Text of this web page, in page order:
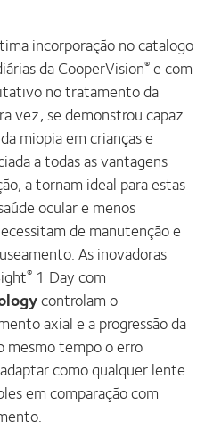
incorporação no catalogo
da CooperVision® e com
no tratamento da
vez, se demonstrou capaz
miopia em crianças e
a todas as vantagens
a tornam ideal para estas
ocular e menos
de manutenção e
As inovadoras
® 1 Day com
controlam o
axial e a progressão da
mesmo tempo o erro
como qualquer lente
em comparação com